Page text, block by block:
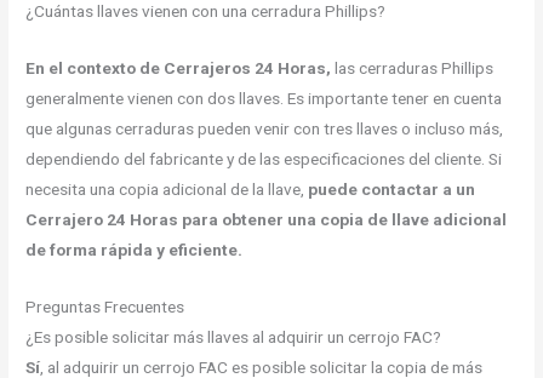
¿Cuántas llaves vienen con una cerradura Phillips?
En el contexto de Cerrajeros 24 Horas,las cerraduras Phillips
generalmente vienen con dos llaves. Es importante tener en cuenta
que algunas cerraduras pueden venir con tres llaves o incluso más,
dependiendo del fabricante y de las especificaciones del cliente. Si
necesita una copia adicional de la llave, puede contactar a un
Cerrajero 24 Horas para obtener una copia de llave adicional
de forma rápida y eficiente.
Preguntas Frecuentes
¿Es posible solicitar más llaves al adquirir un cerrojo FAC?
Sí , al adquirir un cerrojo FAC es posible solicitar la copia de más